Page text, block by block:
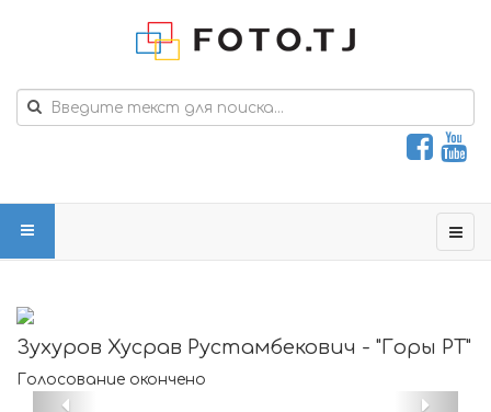
Зухуров Хусрав Рустамбекович - "Горы РТ"
Голосование окончено